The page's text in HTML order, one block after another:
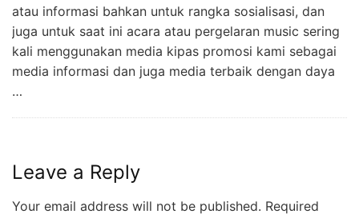
atau informasi bahkan untuk rangka sosialisasi, dan
juga untuk saat ini acara atau pergelaran music sering
kali menggunakan media kipas promosi kami sebagai
media informasi dan juga media terbaik dengan daya
…
Leave a Reply
Your email address will not be published. Required